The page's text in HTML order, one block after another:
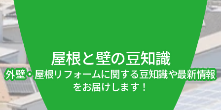
屋根と壁の豆知識
外壁・屋根リフォームに関する豆知識や最新情報
をお届けします！